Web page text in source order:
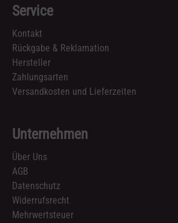
Service
Kontakt
Rückgabe & Reklamation
Hersteller
Zahlungsarten
Versandkosten und Lieferzeiten
Unternehmen
Über Uns
AGB
Datenschutz
Widerrufsrecht
Mehrwertsteuer